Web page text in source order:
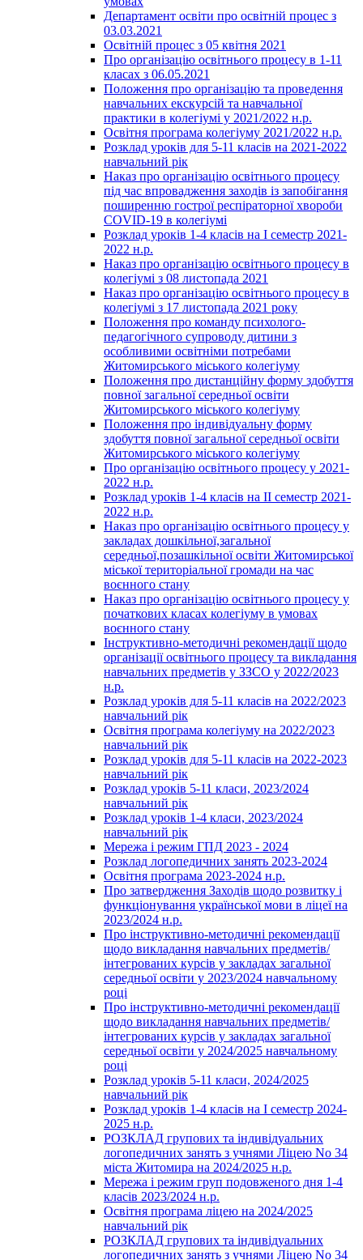
Департамент освіти про освітній процес з
03.03.2021
Освітній процес з 05 квітня 2021
Про організацію освітнього процесу в 1-11
класах з 06.05.2021
Положення про організацію та проведення
навчальних екскурсій та навчальної
практики в колегіумі у 2021/2022 н.р.
Освітня програма колегіуму 2021/2022 н.р.
Розклад уроків для 5-11 класів на 2021-2022
навчальний рік
Наказ про організацію освітнього процесу
під час впровадження заходів із запобігання
поширенню гострої респіраторної хвороби
COVID-19 в колегіумі
Розклад уроків 1-4 класів на І семестр 2021-
2022 н.р.
Наказ про організацію освітнього процесу в
колегіумі з 08 листопада 2021
Наказ про організацію освітнього процесу в
колегіумі з 17 листопада 2021 року
Положення про команду психолого-
педагогічного супроводу дитини з
особливими освітніми потребами
Житомирського міського колегіуму
Положення про дистанційну форму здобуття
повної загальної середньої освіти
Житомирського міського колегіуму
Положення про індивідуальну форму
здобуття повної загальної середньої освіти
Житомирського міського колегіуму
Про організацію освітнього процесу у 2021-
2022 н.р.
Розклад уроків 1-4 класів на ІІ семестр 2021-
2022 н.р.
Наказ про організацію освітнього процесу у
закладах дошкільної,загальної
середньої,позашкільної освіти Житомирської
міської територіальної громади на час
воєнного стану
Наказ про організацію освітнього процесу у
початкових класах колегіуму в умовах
воєнного стану
Інструктивно-методичні рекомендації щодо
організації освітнього процесу та викладання
навчальних предметів у ЗЗСО у 2022/2023
н.р.
Розклад уроків для 5-11 класів на 2022/2023
навчальний рік
Освітня програма колегіуму на 2022/2023
навчальний рік
Розклад уроків для 5-11 класів на 2022-2023
навчальний рік
Розклад уроків 5-11 класи, 2023/2024
навчальний рік
Розклад уроків 1-4 класи, 2023/2024
навчальний рік
Мережа і режим ГПД 2023 - 2024
Розклад логопедичних занять 2023-2024
Освітня програма 2023-2024 н.р.
Про затвердження Заходів щодо розвитку і
функціонування української мови в ліцеї на
2023/2024 н.р.
Про інструктивно-методичні рекомендації
щодо викладання навчальних предметів/
інтегрованих курсів у закладах загальної
середньої освіти у 2023/2024 навчальному
році
Про інструктивно-методичні рекомендації
щодо викладання навчальних предметів/
інтегрованих курсів у закладах загальної
середньої освіти у 2024/2025 навчальному
році
Розклад уроків 5-11 класи, 2024/2025
навчальний рік
Розклад уроків 1-4 класів на І семестр 2024-
2025 н.р.
РОЗКЛАД групових та індивідуальних
логопедичних занять з учнями Ліцею No 34
міста Житомира на 2024/2025 н.р.
Мережа і режим груп подовженого дня 1-4
класів 2023/2024 н.р.
Освітня програма ліцею на 2024/2025
навчальний рік
РОЗКЛАД групових та індивідуальних
логопедичних занять з учнями Ліцею No 34